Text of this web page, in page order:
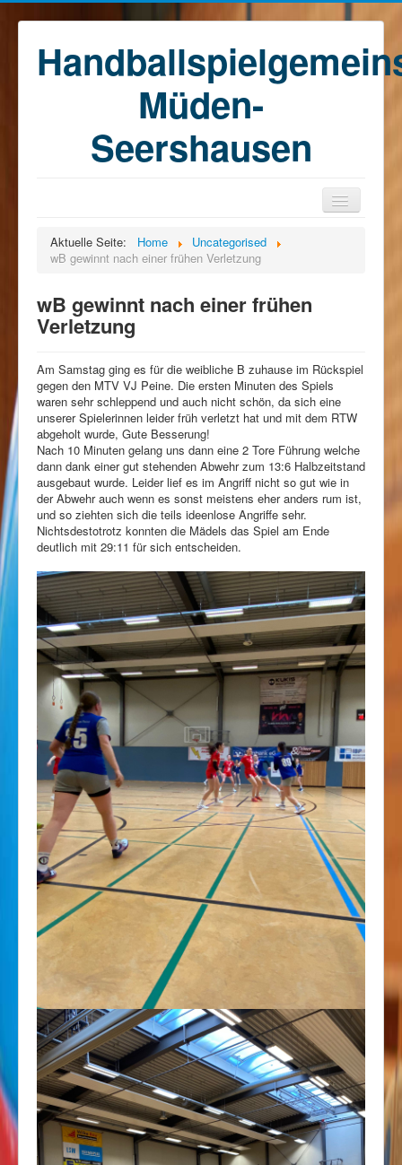
Müden-
Seershausen
Teams
Kontakt
Sponsoren
Aktuelle Seite: Home
Uncategorised
wB gewinnt nach einer frühen Verletzung
wB gewinnt nach einer frühen
Verletzung
Am Samstag ging es für die weibliche B zuhause im Rückspiel
gegen den MTV VJ Peine. Die ersten Minuten des Spiels
waren sehr schleppend und auch nicht schön, da sich eine
unserer Spielerinnen leider früh verletzt hat und mit dem RTW
abgeholt wurde, Gute Besserung!
Nach 10 Minuten gelang uns dann eine 2 Tore Führung welche
dann dank einer gut stehenden Abwehr zum 13:6 Halbzeitstand
ausgebaut wurde. Leider lief es im Angriff nicht so gut wie in
der Abwehr auch wenn es sonst meistens eher anders rum ist,
und so ziehten sich die teils ideenlose Angriffe sehr.
Nichtsdestotrotz konnten die Mädels das Spiel am Ende
deutlich mit 29:11 für sich entscheiden.